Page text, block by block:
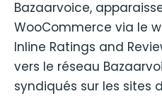
Bazaarvoice,
WooCommerce via le
Inline Ratings and
vers le réseau
syndiqués sur les sites